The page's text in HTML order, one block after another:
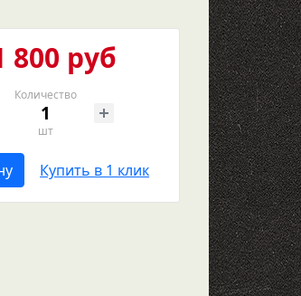
800 руб
Количество
шт
Купить в 1 клик